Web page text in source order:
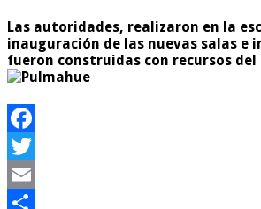
Las autoridades, realizaron en la
inauguración de las nuevas salas e
fueron construidas con recursos del
Facebook
Twitter
Email